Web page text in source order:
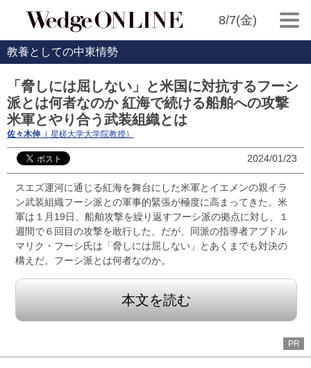
8/7(金)
教養としての中東情勢
「脅しには屈しない」と米国に対抗するフーシ
派とは何者なのか 紅海で続ける船舶への攻撃
米軍とやり合う武装組織とは
佐々木伸 （ 星槎大学大学院教授）
2024/01/23
スエズ運河に通じる紅海を舞台にした米軍とイエメンの親イラ
ン武装組織フーシ派との軍事的緊張が極度に高まってきた。米
軍は１月19日、船舶攻撃を繰り返すフーシ派の拠点に対し、１
週間で６回目の攻撃を敢行した。だが、同派の指導者アブドル
マリク・フーシ氏は「脅しには屈しない」とあくまでも対決の
構えだ。フーシ派とは何者なのか。
本文を読む
PR